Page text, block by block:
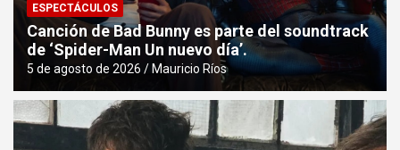
ESPECTÁCULOS
Canción de Bad Bunny es parte del soundtrack
de ‘Spider-Man Un nuevo día’.
5 de agosto de 2026 Mauricio Ríos